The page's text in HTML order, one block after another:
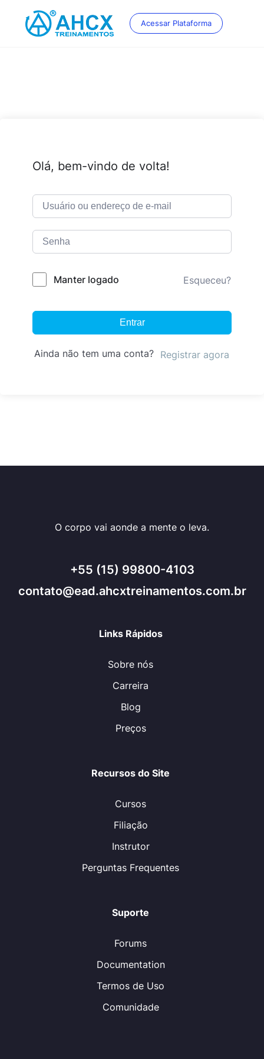
content
Acessar Plataforma
Olá, bem-vindo de volta!
Manter logado Esqueceu?
Entrar
Ainda não tem uma conta? Registrar agora
O corpo vai aonde a mente o leva.
+55 (15) 99800-4103
contato@ead.ahcxtreinamentos.com.br
Links Rápidos
Sobre nós
Carreira
Blog
Preços
Recursos do Site
Cursos
Filiação
Instrutor
Perguntas Frequentes
Suporte
Forums
Documentation
Termos de Uso
Comunidade